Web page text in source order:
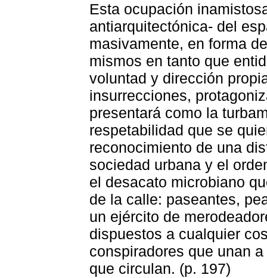
Esta ocupación
antiarquitectónica- del
masivamente, en forma
mismos en tanto que
voluntad y dirección
insurrecciones,
presentará como la
respetabilidad que se
reconocimiento de una
sociedad urbana y el
el desacato microbiano
de la calle: paseantes,
un ejército de
dispuestos a cualquier
conspiradores que unan
que circulan. (p. 197)